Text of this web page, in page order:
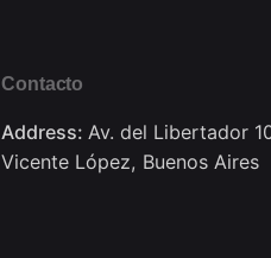
Contacto
Address: Av. del Libertador
Vicente López, Buenos Aires